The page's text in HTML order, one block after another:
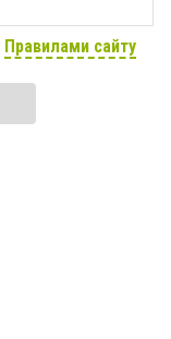
Правилами сайту